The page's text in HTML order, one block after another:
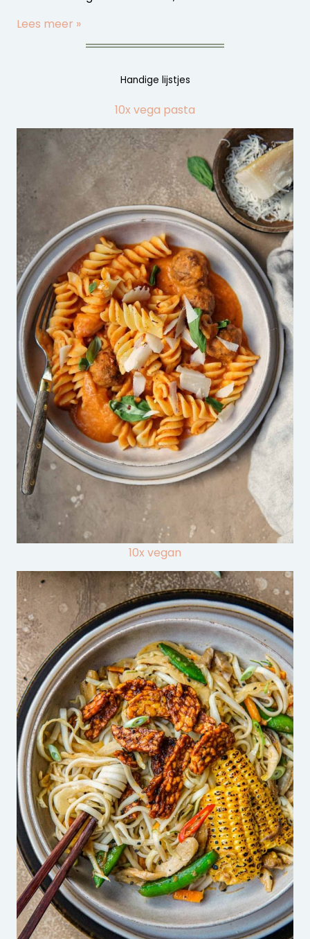
Lees meer »
Handige lijstjes
10x vega pasta
10x vegan